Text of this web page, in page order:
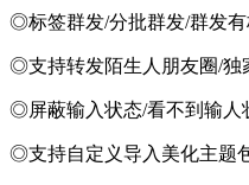
◎标签群发/分批群发/群发
◎支持转发陌生人朋友圈/独
◎屏蔽输入状态/看不到输人
◎支持自定义导入美化主题